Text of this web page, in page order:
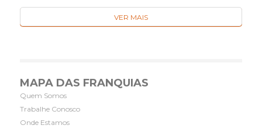
VER MAIS
MAPA DAS FRANQUIAS
Quem Somos
Trabalhe Conosco
Onde Estamos